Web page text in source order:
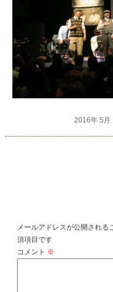
2016年 5月
メールアドレスが公開される
須項目です
コメント ※